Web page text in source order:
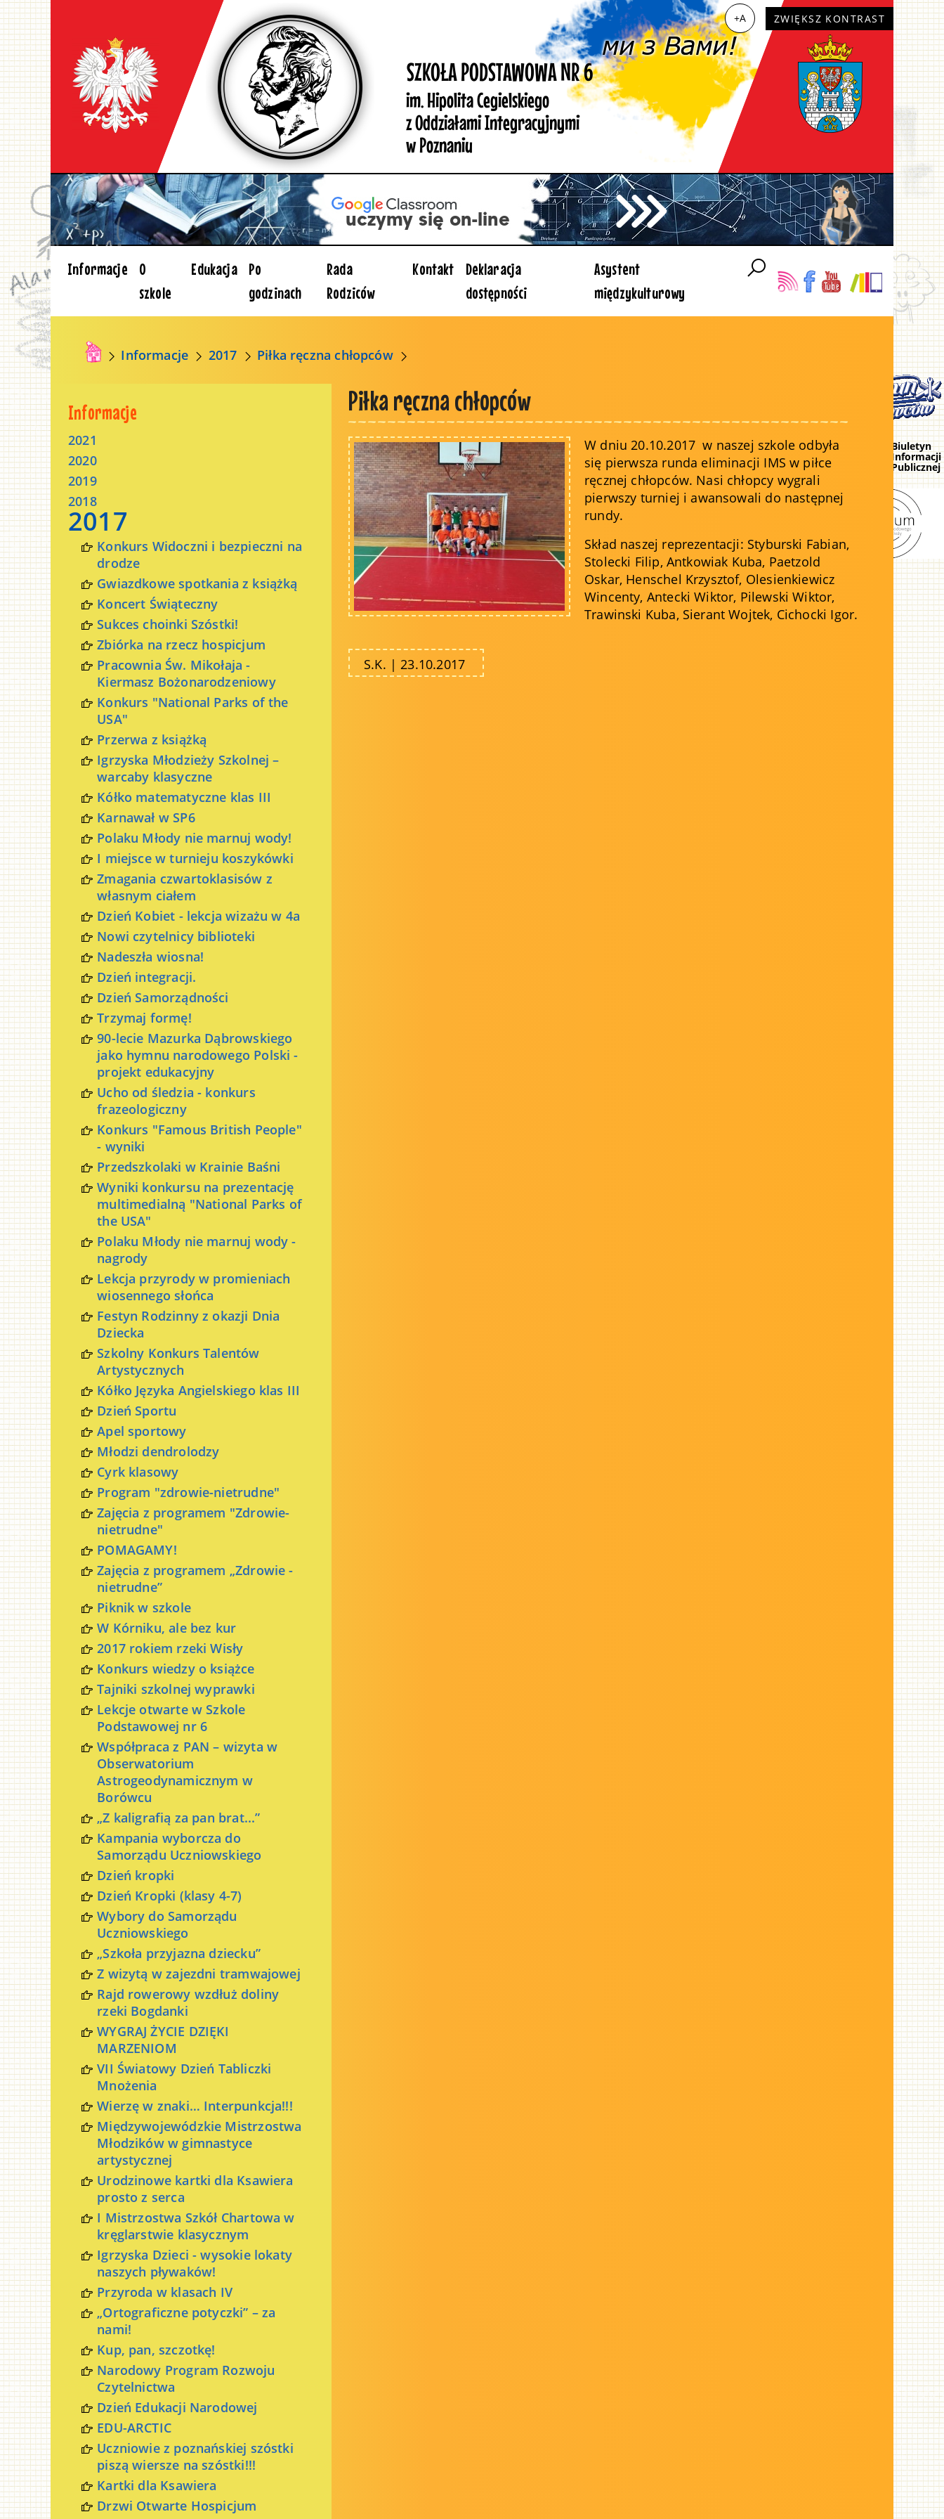
+A ZWIĘKSZ KONTRAST
Informacje
O
szkole
Edukacja
Po
godzinach
Rada
Rodziców
Kontakt
Deklaracja
dostępności
Asystent
międzykulturowy
Informacje 2017 Piłka ręczna chłopców
Informacje
2021
2020
2019
2018
2017
Konkurs Widoczni i bezpieczni na
drodze
Gwiazdkowe spotkania z książką
Koncert Świąteczny
Sukces choinki Szóstki!
Zbiórka na rzecz hospicjum
Pracownia Św. Mikołaja -
Kiermasz Bożonarodzeniowy
Konkurs "National Parks of the
USA"
Przerwa z książką
Igrzyska Młodzieży Szkolnej –
warcaby klasyczne
Kółko matematyczne klas III
Karnawał w SP6
Polaku Młody nie marnuj wody!
I miejsce w turnieju koszykówki
Zmagania czwartoklasisów z
własnym ciałem
Dzień Kobiet - lekcja wizażu w 4a
Nowi czytelnicy biblioteki
Nadeszła wiosna!
Dzień integracji.
Dzień Samorządności
Trzymaj formę!
90-lecie Mazurka Dąbrowskiego
jako hymnu narodowego Polski -
projekt edukacyjny
Ucho od śledzia - konkurs
frazeologiczny
Konkurs "Famous British People"
- wyniki
Przedszkolaki w Krainie Baśni
Wyniki konkursu na prezentację
multimedialną "National Parks of
the USA"
Polaku Młody nie marnuj wody -
nagrody
Lekcja przyrody w promieniach
wiosennego słońca
Festyn Rodzinny z okazji Dnia
Dziecka
Szkolny Konkurs Talentów
Artystycznych
Kółko Języka Angielskiego klas III
Dzień Sportu
Apel sportowy
Młodzi dendrolodzy
Cyrk klasowy
Program "zdrowie-nietrudne"
Zajęcia z programem "Zdrowie-
nietrudne"
POMAGAMY!
Zajęcia z programem „Zdrowie -
nietrudne”
Piknik w szkole
W Kórniku, ale bez kur
2017 rokiem rzeki Wisły
Konkurs wiedzy o książce
Tajniki szkolnej wyprawki
Lekcje otwarte w Szkole
Podstawowej nr 6
Współpraca z PAN – wizyta w
Obserwatorium
Astrogeodynamicznym w
Borówcu
„Z kaligrafią za pan brat...”
Kampania wyborcza do
Samorządu Uczniowskiego
Dzień kropki
Dzień Kropki (klasy 4-7)
Wybory do Samorządu
Uczniowskiego
„Szkoła przyjazna dziecku”
Z wizytą w zajezdni tramwajowej
Rajd rowerowy wzdłuż doliny
rzeki Bogdanki
WYGRAJ ŻYCIE DZIĘKI
MARZENIOM
VII Światowy Dzień Tabliczki
Mnożenia
Wierzę w znaki… Interpunkcja!!!
Międzywojewódzkie Mistrzostwa
Młodzików w gimnastyce
artystycznej
Urodzinowe kartki dla Ksawiera
prosto z serca
I Mistrzostwa Szkół Chartowa w
kręglarstwie klasycznym
Igrzyska Dzieci - wysokie lokaty
naszych pływaków!
Przyroda w klasach IV
„Ortograficzne potyczki” – za
nami!
Kup, pan, szczotkę!
Narodowy Program Rozwoju
Czytelnictwa
Dzień Edukacji Narodowej
EDU-ARCTIC
Uczniowie z poznańskiej szóstki
piszą wiersze na szóstki!!!
Kartki dla Ksawiera
Drzwi Otwarte Hospicjum
Piłka ręczna chłopców
W dniu 20.10.2017 w naszej szkole odbyła
się pierwsza runda eliminacji IMS w piłce
ręcznej chłopców. Nasi chłopcy wygrali
pierwszy turniej i awansowali do następnej
rundy.
Skład naszej reprezentacji: Styburski Fabian,
Stolecki Filip, Antkowiak Kuba, Paetzold
Oskar, Henschel Krzysztof, Olesienkiewicz
Wincenty, Antecki Wiktor, Pilewski Wiktor,
Trawinski Kuba, Sierant Wojtek, Cichocki Igor.
S.K. | 23.10.2017